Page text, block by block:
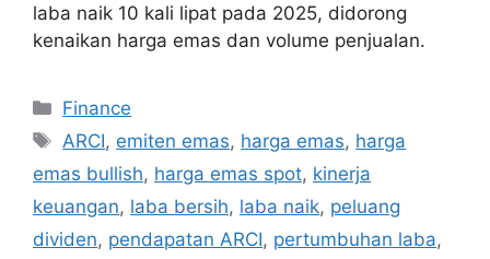
laba naik 10 kali lipat pada 2025, didorong
kenaikan harga emas dan volume penjualan.
Categories
Finance
Tags
ARCI, emiten emas, harga emas, harga
emas bullish, harga emas spot, kinerja
keuangan, laba bersih, laba naik, peluang
dividen, pendapatan ARCI, pertumbuhan laba,